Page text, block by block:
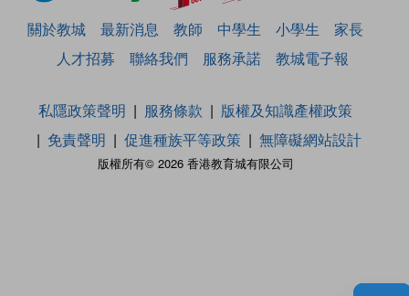
關於教城 最新消息 教師 中學生 小學生
家長
人才招募
聯絡我們 服務承諾 教城電子報
版權所有© 2026 香港教育城有限公司
私隱政策聲明 服務條款
版權及知識產權政策
免責聲明
促進種族平等政策 無障礙網站設計